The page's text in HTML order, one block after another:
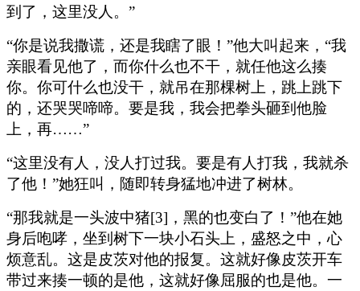
到了，这里没人。”
“你是说我撒谎，还是我瞎了眼！”他大叫起来，“我
亲眼看见他了，而你什么也不干，就任他这么揍
你。你可什么也没干，就吊在那棵树上，跳上跳下
的，还哭哭啼啼。要是我，我会把拳头砸到他脸
上，再……”
“这里没有人，没人打过我。要是有人打我，我就杀
了他！”她狂叫，随即转身猛地冲进了树林。
“那我就是一头波中猪[3]，黑的也变白了！”他在她
身后咆哮，坐到树下一块小石头上，盛怒之中，心
烦意乱。这是皮茨对他的报复。这就好像皮茨开车
带过来揍一顿的是他，这就好像屈服的也是他。一